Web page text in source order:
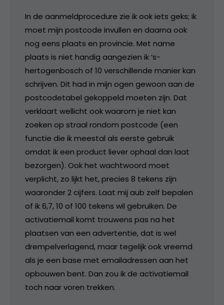
In de aanmeldprocedure zie ik ook iets geks; ik
moet mijn postcode invullen en daarna ook
nog eens plaats en provincie. Met name
plaats is niet handig aangezien ik ‘s-
hertogenbosch of 10 verschillende manier kan
schrijven. Dit had in mijn ogen gewoon aan de
postcodetabel gekoppeld moeten zijn. Dat
verklaart wellicht ook waarom je niet kan
zoeken op straal rondom postcode (een
functie die ik meestal als eerste gebruik
omdat ik een product liever ophaal dan laat
bezorgen). Ook het wachtwoord moet
verplicht, zo lijkt het, precies 8 tekens zijn
waaronder 2 cijfers. Laat mij aub zelf bepalen
of ik 6,7, 10 of 100 tekens wil gebruiken. De
activatiemail komt trouwens pas na het
plaatsen van een advertentie, dat is wel
drempelverlagend, maar tegelijk ook vreemd
als je een base met emailadressen aan het
opbouwen bent. Dan zou ik de activatiemail
toch naar voren trekken.